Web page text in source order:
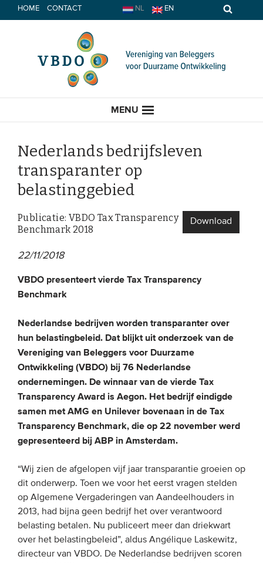
Spring
naar
HOME CONTACT NL EN
MENU
HOME
ACTUEEL
Van de VBDO
Van leden & partners
MEDIA
Publicaties
Podcasts
WIE WE ZIJN
Vereniging
Onze leden
Nederlands bedrijfsleven
transparanter op
belastinggebied
Download
Publicatie: VBDO Tax Transparency
Benchmark 2018
22/11/2018
VBDO presenteert vierde Tax Transparency
Benchmark
Nederlandse bedrijven worden transparanter over
hun belastingbeleid. Dat blijkt uit onderzoek van de
Vereniging van Beleggers voor Duurzame
Ontwikkeling (VBDO) bij 76 Nederlandse
ondernemingen. De winnaar van de vierde Tax
Transparency Award is Aegon. Het bedrijf eindigde
samen met AMG en Unilever bovenaan in de Tax
Transparency Benchmark, die op 22 november werd
gepresenteerd bij ABP in Amsterdam.
“Wij zien de afgelopen vijf jaar transparantie groeien op
dit onderwerp. Toen we voor het eerst vragen stelden
op Algemene Vergaderingen van Aandeelhouders in
2013, had bijna geen bedrijf het over verantwoord
belasting betalen. Nu publiceert meer dan driekwart
over het belastingbeleid”, aldus Angélique Laskewitz,
directeur van VBDO. De Nederlandse bedrijven scoren